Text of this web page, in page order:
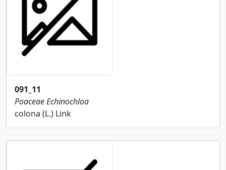
091_11
PoaceaeEchinochloa
colona (L.) Link